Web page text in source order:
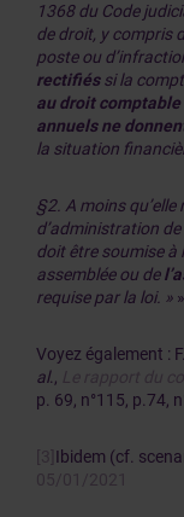
1368 du Code
de droit, y compris
poste ou
rectifiéssi la
au droit comptable
annuels ne
la situation
§2. A moins
d’administration
doit être soumise à
assemblée ou de
requise par la loi. » »
Voyez également :
al., Le rapport du
p. 69, n°115, p.74,
[3] Ibidem (cf.
05/01/2021